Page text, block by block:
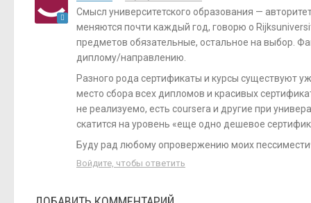
Смысл университетского образования —
меняются почти каждый год, говорю о
предметов обязательные, остальное на выбор.
диплому/направлению.
Разного рода сертификаты и курсы существуют
место сбора всех дипломов и красивых
не реализуемо, есть coursera и другие при
скатится на уровень «еще одно дешевое
Буду рад любому опровержению моих
Войдите, чтобы ответить